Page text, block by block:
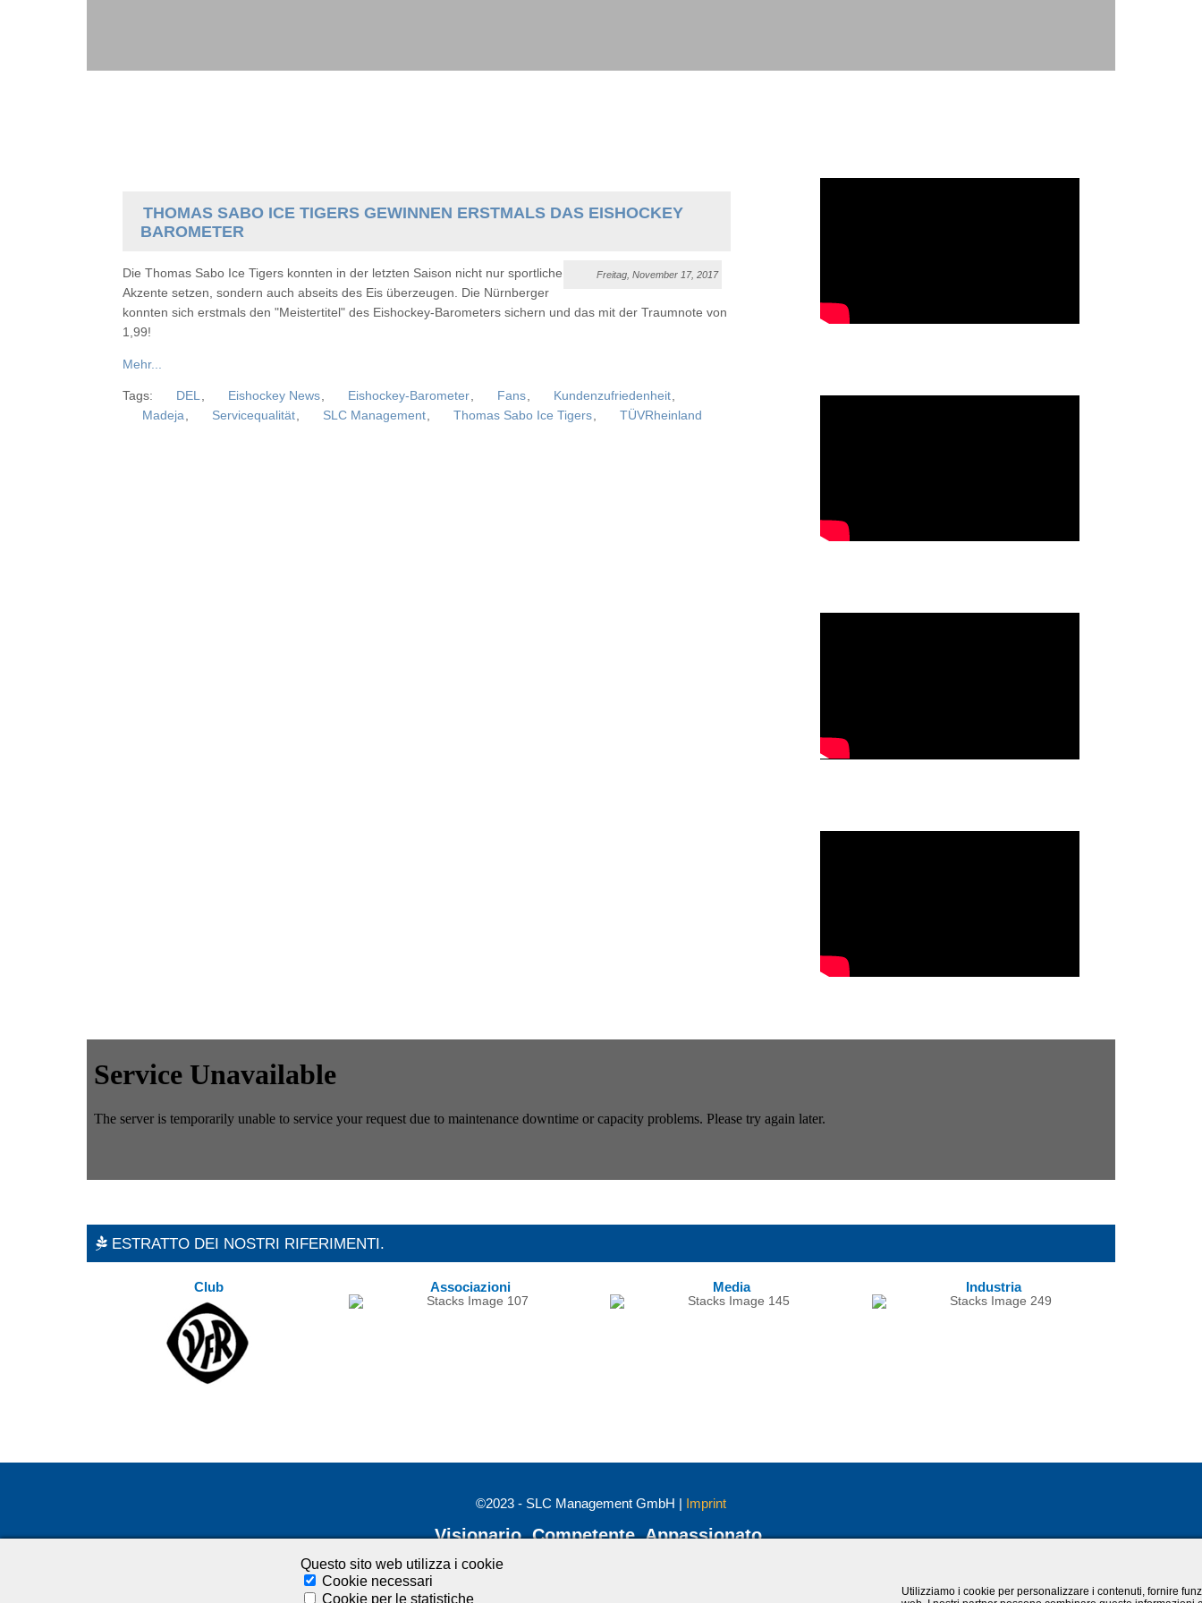
THOMAS SABO ICE TIGERS GEWINNEN ERSTMALS DAS EISHOCKEY
BAROMETER
Freitag, November 17, 2017
Die Thomas Sabo Ice Tigers konnten in der letzten Saison nicht nur sportliche
Akzente setzen, sondern auch abseits des Eis überzeugen. Die Nürnberger
konnten sich erstmals den "Meistertitel" des Eishockey-Barometers sichern und das mit der Traumnote von
1,99!
Mehr...
Tags: DEL, Eishockey News, Eishockey-Barometer, Fans, Kundenzufriedenheit,
Madeja, Servicequalität, SLC Management, Thomas Sabo Ice Tigers, TÜVRheinland
ESTRATTO DEI NOSTRI RIFERIMENTI.
Club Associazioni Media Industria
©2023 - SLC Management GmbH | Imprint
Visionario. Competente. Appassionato.
Mettiti in contatto con noi e resta aggiornato:
Questo sito web utilizza i cookie
Cookie necessari
Cookie per le statistiche
Utilizziamo i cookie per personalizzare i contenuti, fornire